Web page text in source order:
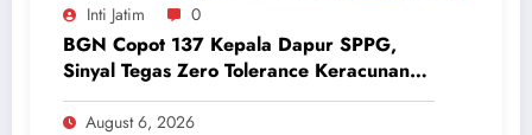
Inti Jatim 0
BGN Copot 137 Kepala Dapur SPPG,
Sinyal Tegas Zero Tolerance Keracunan
Makanan dan Korupsi
August 6, 2026